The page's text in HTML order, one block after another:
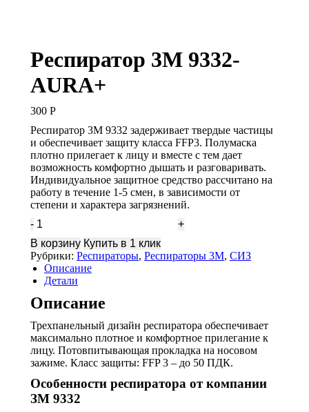
Респиратор 3М 9332-
AURA+
300 Р
Респиратор 3М 9332 задерживает твердые частицы
и обеспечивает защиту класса FFP3. Полумаска
плотно прилегает к лицу и вместе с тем дает
возможность комфортно дышать и разговаривать.
Индивидуальное защитное средство рассчитано на
работу в течение 1-5 смен, в зависимости от
степени и характера загрязнений.
Количество
3М
9332-
AURA+
В корзину Купить в 1 клик
Рубрики: Респираторы, Респираторы 3M, СИЗ
Описание
Детали
Описание
Трехпанельный дизайн респиратора обеспечивает
максимально плотное и комфортное прилегание к
лицу. Потовпитывающая прокладка на носовом
зажиме. Класс защиты: FFP 3 – до 50 ПДК.
Особенности респиратора от компании
ЗМ 9332